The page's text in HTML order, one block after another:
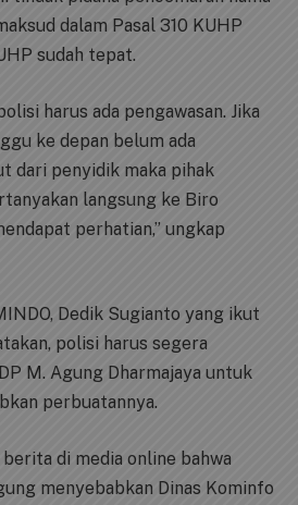
dalam Pasal 310 KUHP
sudah tepat.
harus ada pengawasan. Jika
ke depan belum ada
dari penyidik maka pihak
langsung ke Biro
perhatian,” ungkap
Dedik Sugianto yang ikut
polisi harus segera
M. Agung Dharmajaya untuk
perbuatannya.
di media online bahwa
menyebabkan Dinas Kominfo